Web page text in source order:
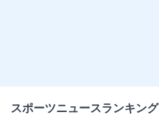
スポーツニュースランキング